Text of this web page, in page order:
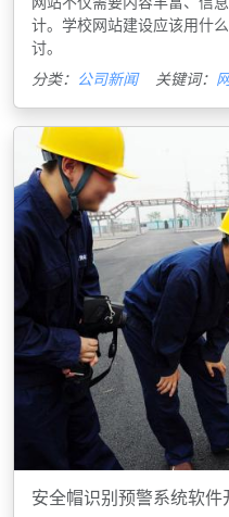
计。学校网站建设应该用什
讨。
分类： 公司新闻 关键词：
安全帽识别预警系统软